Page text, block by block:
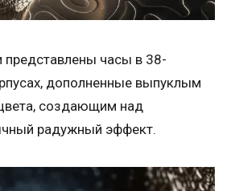
представлены часы в 38-
дополненные выпуклым
создающим над
радужный эффект.